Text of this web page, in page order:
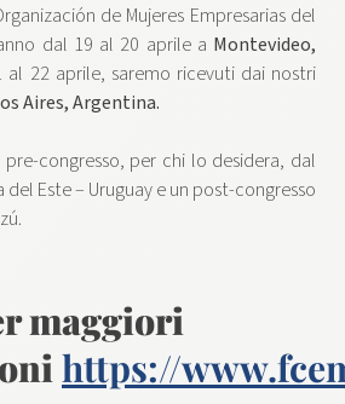
de Mujeres Empresarias del
dal 19 al 20 aprile a Montevideo,
al 22 aprile, saremo ricevuti dai nostri
Aires, Argentina.
congresso, per chi lo desidera, dal
del Este – Uruguay e un post-congresso
maggiori
https://